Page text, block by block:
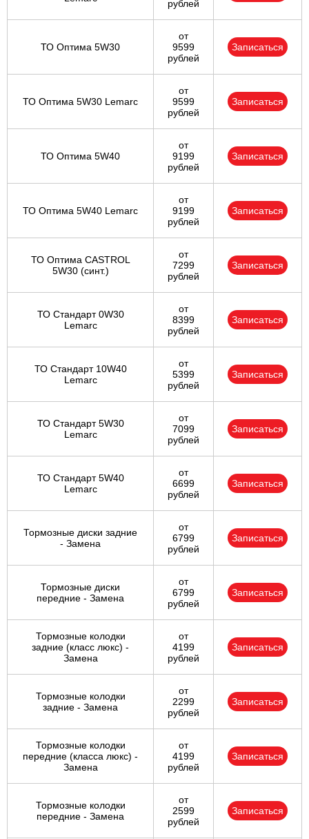
рублей
ТО Оптима 5W30
от
9599
рублей
Записаться
ТО Оптима 5W30 Lemarc
от
9599
рублей
Записаться
ТО Оптима 5W40
от
9199
рублей
Записаться
ТО Оптима 5W40 Lemarc
от
9199
рублей
Записаться
ТО Оптима CASTROL
5W30 (синт.)
от
7299
рублей
Записаться
ТО Стандарт 0W30
Lemarc
от
8399
рублей
Записаться
ТО Стандарт 10W40
Lemarc
от
5399
рублей
Записаться
ТО Стандарт 5W30
Lemarc
от
7099
рублей
Записаться
ТО Стандарт 5W40
Lemarc
от
6699
рублей
Записаться
Тормозные диски задние
- Замена
от
6799
рублей
Записаться
Тормозные диски
передние - Замена
от
6799
рублей
Записаться
Тормозные колодки
задние (класс люкс) -
Замена
от
4199
рублей
Записаться
Тормозные колодки
задние - Замена
от
2299
рублей
Записаться
Тормозные колодки
передние (класса люкс) -
Замена
от
4199
рублей
Записаться
Тормозные колодки
передние - Замена
от
2599
рублей
Записаться